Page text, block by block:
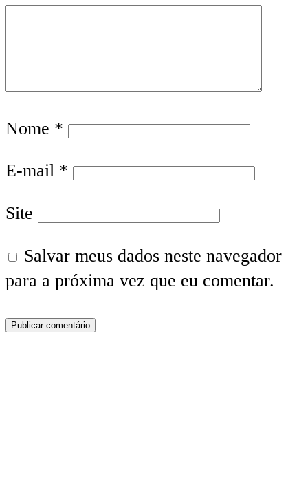
Nome *
E-mail *
Site
Salvar meus dados neste navegador
para a próxima vez que eu comentar.